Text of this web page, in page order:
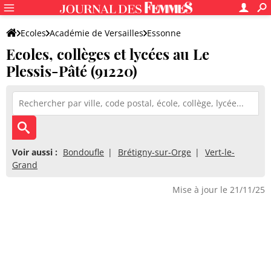
Ecoles Académie de Versailles Essonne
Ecoles, collèges et lycées au Le
Plessis-Pâté (91220)
Voir aussi : Bondoufle Brétigny-sur-Orge
Vert-le-
Grand
Mise à jour le 21/11/25